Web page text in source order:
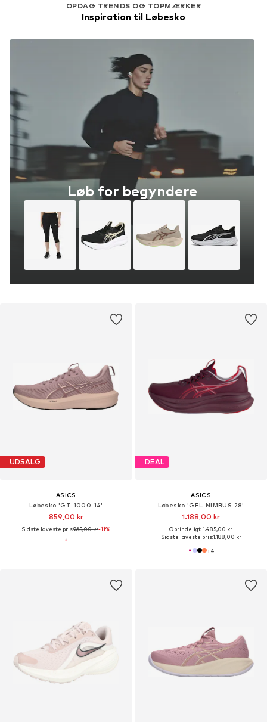
OPDAG TRENDS OG TOPMÆRKER
Inspiration til Løbesko
Løb for begyndere
UDSALG
ASICS
Løbesko 'GT-1000 14'
859,00 kr
Sidste laveste pris:965,00 kr-11%
DEAL
ASICS
Løbesko 'GEL-NIMBUS 28'
1.188,00 kr
Oprindeligt: 1.485,00 kr
Sidste laveste pris:1.188,00 kr
+4